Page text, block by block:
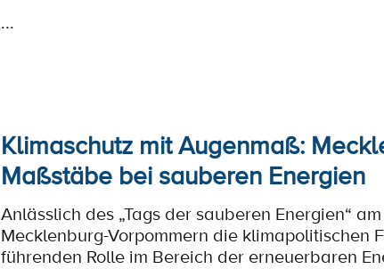
...
Klimaschutz mit Augenmaß:
Maßstäbe bei sauberen Energien
Anlässlich des „Tags der sauberen Energien“
Mecklenburg-Vorpommern die klimapolitischen
führenden Rolle im Bereich der erneuerbaren